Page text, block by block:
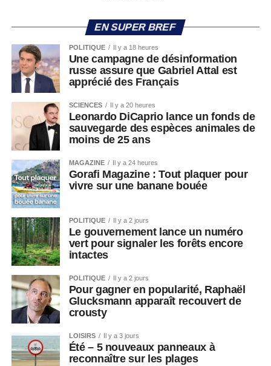
EN SUPER BREF
POLITIQUE Il y a 18 heures
Une campagne de désinformation
russe assure que Gabriel Attal est
apprécié des Français
SCIENCES Il y a 20 heures
Leonardo DiCaprio lance un fonds de
sauvegarde des espèces animales de
moins de 25 ans
MAGAZINE Il y a 24 heures
Gorafi Magazine : Tout plaquer pour
vivre sur une banane bouée
POLITIQUE Il y a 2 jours
Le gouvernement lance un numéro
vert pour signaler les forêts encore
intactes
POLITIQUE Il y a 2 jours
Pour gagner en popularité, Raphaël
Glucksmann apparaît recouvert de
crousty
LOISIRS Il y a 3 jours
Été – 5 nouveaux panneaux à
reconnaître sur les plages